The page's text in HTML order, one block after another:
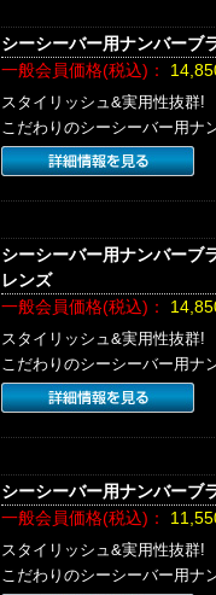
シーシーバー用ナンバーブ
一般会員価格(税込)：
スタイリッシュ&実用性抜群!
こだわりのシーシーバー用ナ
シーシーバー用ナンバーブ
レンズ
一般会員価格(税込)：
スタイリッシュ&実用性抜群!
こだわりのシーシーバー用ナ
シーシーバー用ナンバーブ
一般会員価格(税込)：
スタイリッシュ&実用性抜群!
こだわりのシーシーバー用ナ